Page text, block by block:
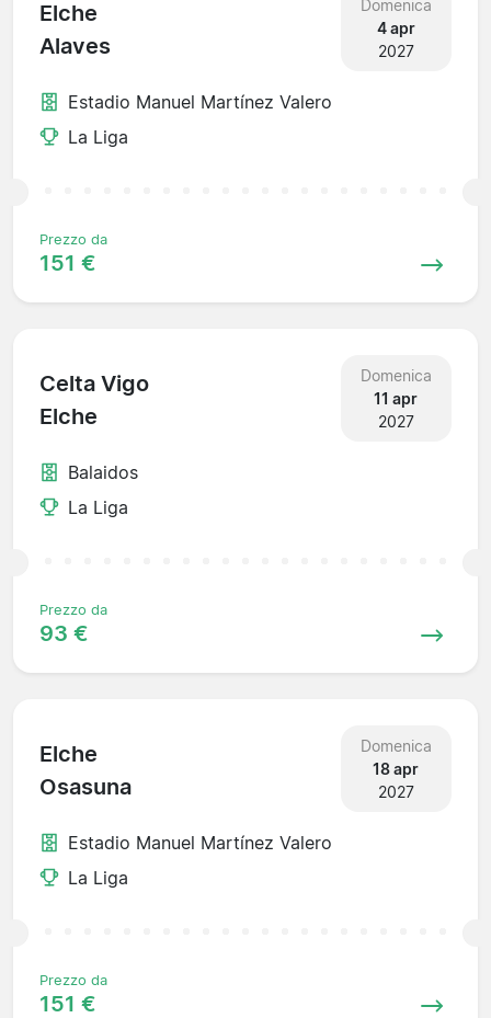
Elche
Alaves
Domenica
4 apr
2027
Estadio Manuel Martínez Valero
La Liga
Prezzo da
151 €
Celta Vigo
Elche
Domenica
11 apr
2027
Balaidos
La Liga
Prezzo da
93 €
Elche
Osasuna
Domenica
18 apr
2027
Estadio Manuel Martínez Valero
La Liga
Prezzo da
151 €